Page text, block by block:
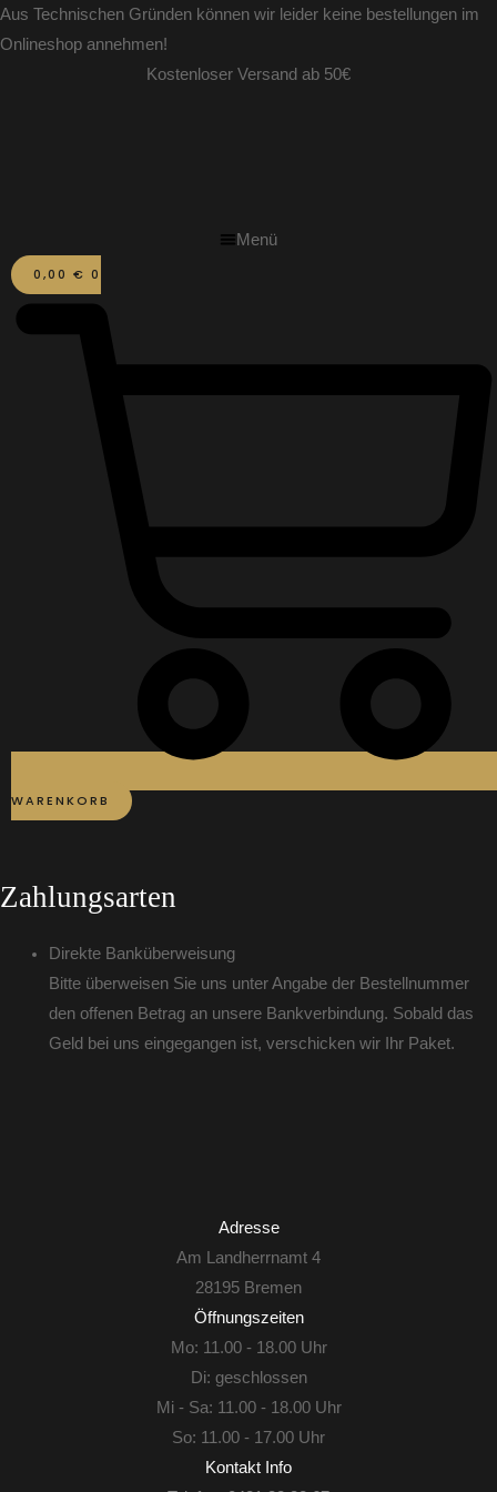
Zum
Inhalt
Aus Technischen Gründen können wir leider keine bestellungen im
Onlineshop annehmen!
Kostenloser Versand ab 50€
Menü
0,00 € 0
WARENKORB
Zahlungsarten
Direkte Banküberweisung
Bitte überweisen Sie uns unter Angabe der Bestellnummer
den offenen Betrag an unsere Bankverbindung. Sobald das
Geld bei uns eingegangen ist, verschicken wir Ihr Paket.
Adresse
Am Landherrnamt 4
28195 Bremen
Öffnungszeiten
Mo: 11.00 - 18.00 Uhr
Di: geschlossen
Mi - Sa: 11.00 - 18.00 Uhr
So: 11.00 - 17.00 Uhr
Kontakt Info